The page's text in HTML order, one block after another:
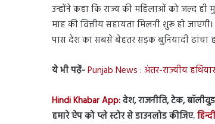
उन्होंने कहा कि राज्य की महिलाओं को जल्द ही
माह की वित्तीय सहायता मिलनी शुरू हो
पास देश का सबसे बेहतर सड़क बुनियादी ढांचा
ये भी पढ़ें-Punjab News : अंतर-राज्यीय
Hindi Khabar App:देश, राजनीति, टेक,
हमारे ऐप को प्ले स्टोर से डाउनलोड कीजिए.